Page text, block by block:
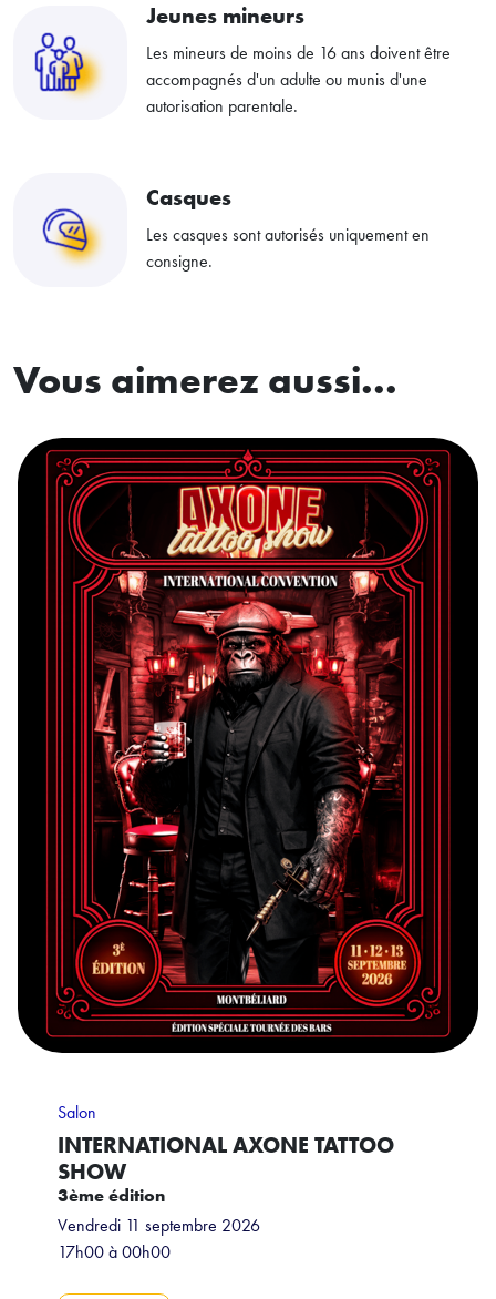
Jeunes mineurs
Les mineurs de moins de 16 ans doivent être
accompagnés d'un adulte ou munis d'une
autorisation parentale.​
Casques
Les casques sont autorisés uniquement en
consigne.
Vous aimerez aussi...
Salon
INTERNATIONAL AXONE TATTOO
SHOW
3ème édition
Vendredi 11 septembre 2026
17h00 à 00h00